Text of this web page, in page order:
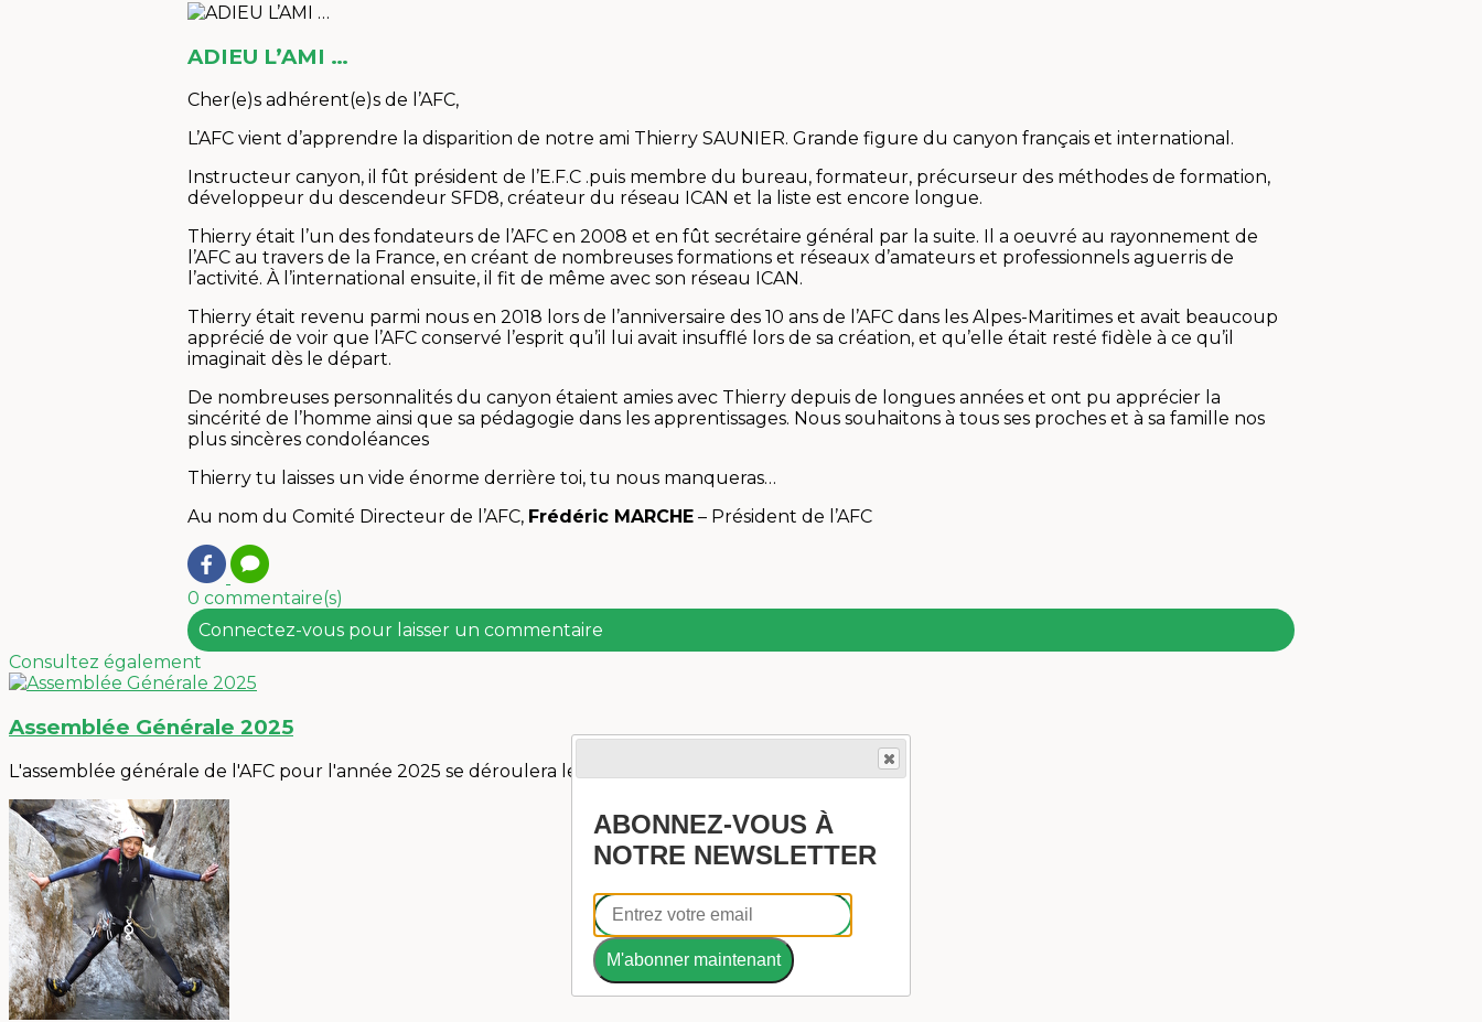
ADIEU L’AMI …
Cher(e)s adhérent(e)s de l’AFC,
L’AFC vient d’apprendre la disparition de notre ami Thierry SAUNIER. Grande figure du canyon français et international.
Instructeur canyon, il fût président de l’E.F.C .puis membre du bureau, formateur, précurseur des méthodes de formation,
développeur du descendeur SFD8, créateur du réseau ICAN et la liste est encore longue.
Thierry était l’un des fondateurs de l’AFC en 2008 et en fût secrétaire général par la suite. Il a oeuvré au rayonnement de
l’AFC au travers de la France, en créant de nombreuses formations et réseaux d’amateurs et professionnels aguerris de
l’activité. À l’international ensuite, il fit de même avec son réseau ICAN.
Thierry était revenu parmi nous en 2018 lors de l’anniversaire des 10 ans de l’AFC dans les Alpes-Maritimes et avait beaucoup
apprécié de voir que l’AFC conservé l’esprit qu’il lui avait insufflé lors de sa création, et qu’elle était resté fidèle à ce qu’il
imaginait dès le départ.
De nombreuses personnalités du canyon étaient amies avec Thierry depuis de longues années et ont pu apprécier la
sincérité de l’homme ainsi que sa pédagogie dans les apprentissages. Nous souhaitons à tous ses proches et à sa famille nos
plus sincères condoléances
Thierry tu laisses un vide énorme derrière toi, tu nous manqueras…
Au nom du Comité Directeur de l’AFC, Frédéric MARCHE – Président de l’AFC
0 commentaire(s)
Connectez-vous pour laisser un commentaire
Consultez également
Assemblée Générale 2025
L'assemblée générale de l'AFC pour l'année 2025 se déroulera le 21 février 2026.En tant...
ABONNEZ-VOUS À
NOTRE NEWSLETTER
M'abonner maintenant